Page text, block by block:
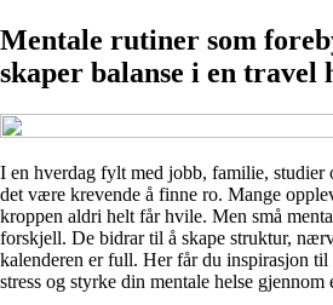
Mentale rutiner som
skaper balanse i en travel
I en hverdag fylt med jobb, familie, studier
det være krevende å finne ro. Mange
kroppen aldri helt får hvile. Men små
forskjell. De bidrar til å skape struktur,
kalenderen er full. Her får du inspirasjon
stress og styrke din mentale helse gjennom